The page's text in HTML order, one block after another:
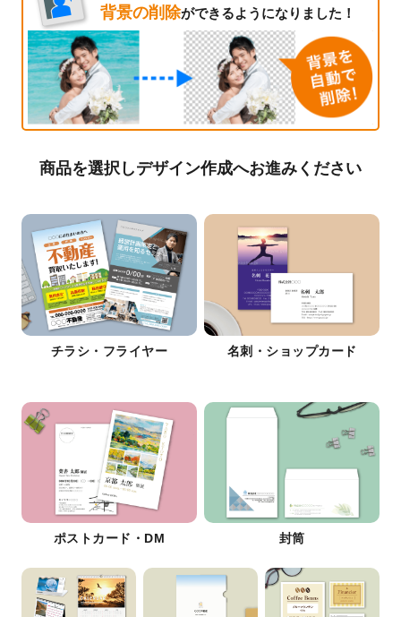
背景の削除ができるようになりました！
商品を選択しデザイン作成へお進みください
チラシ・フライヤー 名刺・ショップカード
ポストカード・DM 封筒